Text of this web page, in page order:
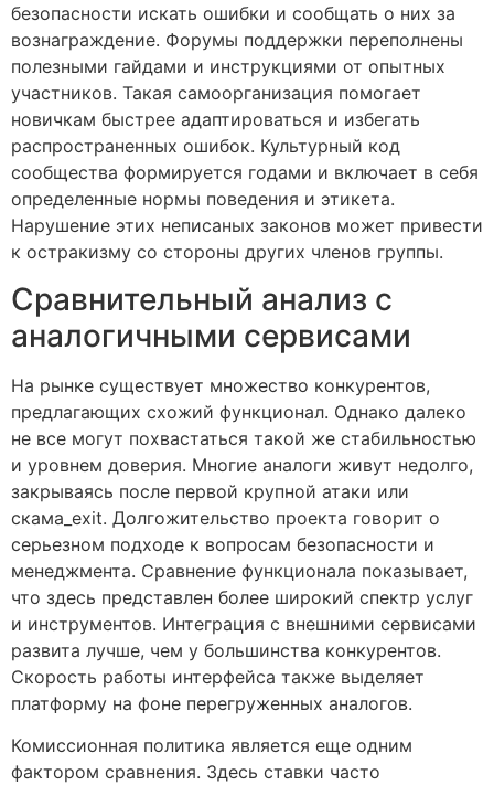
безопасности искать ошибки и сообщать о них за
вознаграждение. Форумы поддержки переполнены
полезными гайдами и инструкциями от опытных
участников. Такая самоорганизация помогает
новичкам быстрее адаптироваться и избегать
распространенных ошибок. Культурный код
сообщества формируется годами и включает в себя
определенные нормы поведения и этикета.
Нарушение этих неписаных законов может привести
к остракизму со стороны других членов группы.
Сравнительный анализ с
аналогичными сервисами
На рынке существует множество конкурентов,
предлагающих схожий функционал. Однако далеко
не все могут похвастаться такой же стабильностью
и уровнем доверия. Многие аналоги живут недолго,
закрываясь после первой крупной атаки или
скама_exit. Долгожительство проекта говорит о
серьезном подходе к вопросам безопасности и
менеджмента. Сравнение функционала показывает,
что здесь представлен более широкий спектр услуг
и инструментов. Интеграция с внешними сервисами
развита лучше, чем у большинства конкурентов.
Скорость работы интерфейса также выделяет
платформу на фоне перегруженных аналогов.
Комиссионная политика является еще одним
фактором сравнения. Здесь ставки часто